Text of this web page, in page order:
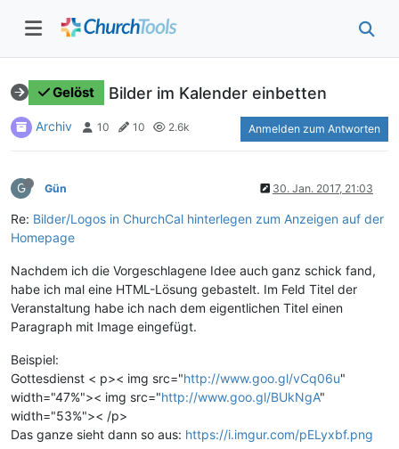
Gelöst Bilder im Kalender einbetten
Archiv 10 10 2.6k Anmelden zum Antworten
G Gün 30. Jan. 2017, 21:03
Re: Bilder/Logos in ChurchCal hinterlegen zum Anzeigen auf der
Homepage
Nachdem ich die Vorgeschlagene Idee auch ganz schick fand,
habe ich mal eine HTML-Lösung gebastelt. Im Feld Titel der
Veranstaltung habe ich nach dem eigentlichen Titel einen
Paragraph mit Image eingefügt.
Beispiel:
Gottesdienst < p>< img src="http://www.goo.gl/vCq06u"
width="47%">< img src="http://www.goo.gl/BUkNgA"
width="53%">< /p>
Das ganze sieht dann so aus: https://i.imgur.com/pELyxbf.png